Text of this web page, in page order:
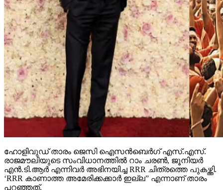
ഹോളിവുഡ് താരം ജെസി ഐസന്‍ബെര്‍ഗ് എസ്.എസ്.
രാജമൗലിയുടെ സംവിധാനത്തില്‍ റാം ചരണ്‍, ജൂനിയര്‍
എന്‍.ടി.ആര്‍ എന്നിവര്‍ അഭിനയിച്ച RRR ചിത്രത്തെ പുകഴ്ത്തി.
‘RRR കാണാത്ത അമേരിക്കക്കാര്‍ ഇല്ല” എന്നാണ് താരം
പറഞ്ഞത്.